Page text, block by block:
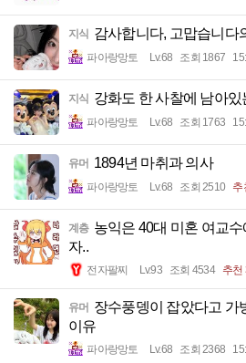
지식 감사합니다, 고맙습니다
파아랑망토 Lv.68 조회 1867
지식 강화도 한 사찰에 남아
파아랑망토 Lv.68 조회 1763
유머 1894년 마취과 의사
파아랑망토 Lv.68 조회 2510 추
계층 농익은 40대 미혼 여교
자..
전자팔찌 Lv.93 조회 4534 추천
유머 장수풍뎅이 잡았다고 가
이유
파아랑망토 Lv.68 조회 2368